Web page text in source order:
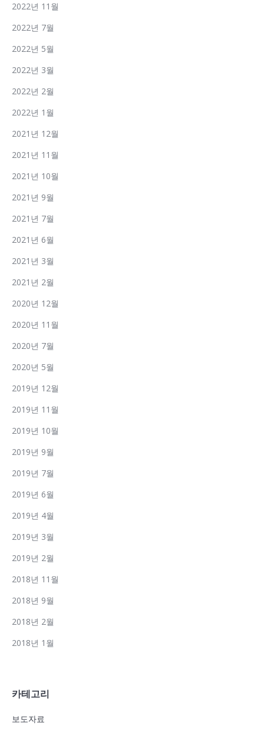
2022년 11월
2022년 7월
2022년 5월
2022년 3월
2022년 2월
2022년 1월
2021년 12월
2021년 11월
2021년 10월
2021년 9월
2021년 7월
2021년 6월
2021년 3월
2021년 2월
2020년 12월
2020년 11월
2020년 7월
2020년 5월
2019년 12월
2019년 11월
2019년 10월
2019년 9월
2019년 7월
2019년 6월
2019년 4월
2019년 3월
2019년 2월
2018년 11월
2018년 9월
2018년 2월
2018년 1월
카테고리
보도자료